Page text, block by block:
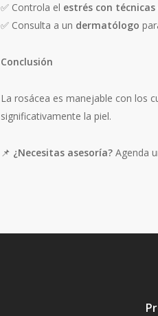
✅ Controla el estrés con
✅ Consulta a un dermatólogo
Conclusión
La rosácea es manejable con los
significativamente la piel.
📌 ¿Necesitas asesoría? Agenda